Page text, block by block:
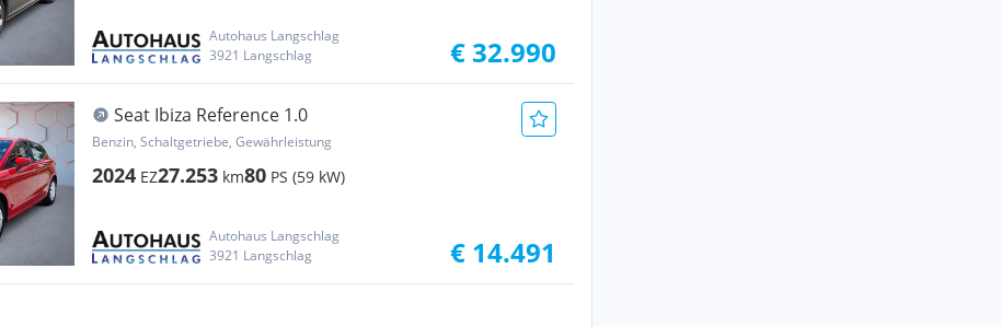
Autohaus Langschlag
3921 Langschlag
€ 32.990
Seat Ibiza Reference 1.0
Benzin, Schaltgetriebe, Gewährleistung
2024 EZ27.253 km80 PS (59 kW)
Autohaus Langschlag
3921 Langschlag
€ 14.491